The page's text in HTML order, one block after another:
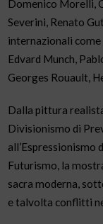
Domenico Morelli,
Severini, Renato
internazionali
Edvard Munch,
Georges Rouault,
Dalla pittura
Divisionismo di
all’Espressionismo
Futurismo, la
sacra moderna,
e talvolta conflitti